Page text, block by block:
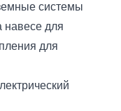
системы
навесе для
для